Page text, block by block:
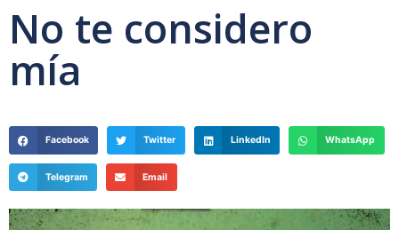
No te considero
mía
Facebook Twitter LinkedIn WhatsApp
Telegram Email